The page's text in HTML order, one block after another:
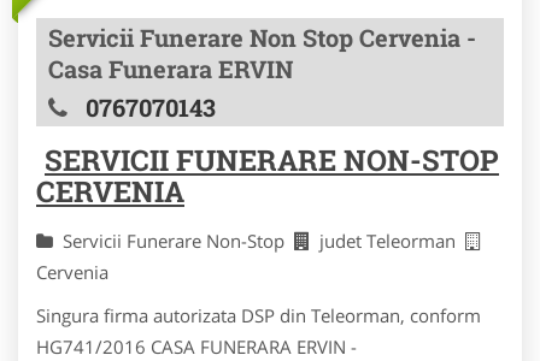
Servicii Funerare Non Stop Cervenia -
Casa Funerara ERVIN
0767070143
SERVICII FUNERARE NON-STOP
CERVENIA
Servicii Funerare Non-Stop
judet Teleorman
Cervenia
Singura firma autorizata DSP din Teleorman, conform
HG741/2016 CASA FUNERARA ERVIN -